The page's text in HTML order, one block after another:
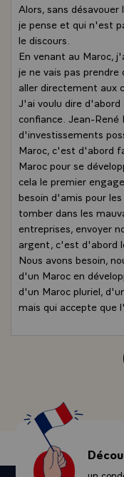
Alors, sans désavouer
je pense et qui n'est
le discours.
En venant au Maroc,
je ne vais pas prendre
aller directement aux
J'ai voulu dire d'abord
confiance. Jean-René
d'investissements
Maroc, c'est d'abord
Maroc pour se
cela le premier
besoin d'amis pour
tomber dans les
entreprises, envoyer
argent, c'est d'abord
Nous avons besoin,
d'un Maroc en
d'un Maroc pluriel,
mais qui accepte que
soyons pas hypocrite
l'on peut ? » Oui,
sera l'échec de la
Parce que si la
dans la misère, le
comment voulez-
Méditerranée puisse